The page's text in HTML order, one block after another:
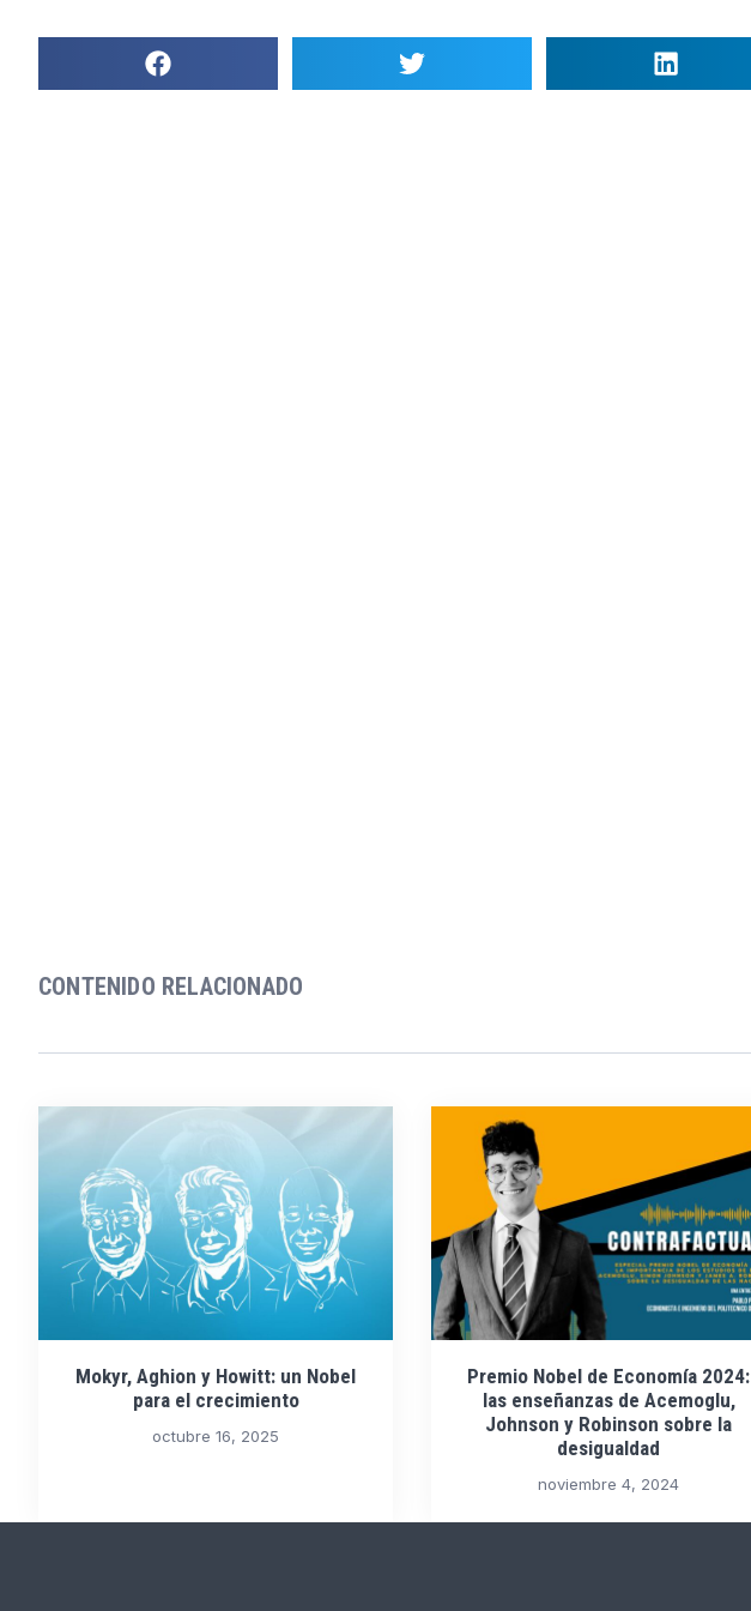
CONTENIDO RELACIONADO
Mokyr, Aghion y Howitt: un Nobel
para el crecimiento
octubre 16, 2025
Premio Nobel de Economía 2024:
las enseñanzas de Acemoglu,
Johnson y Robinson sobre la
desigualdad
noviembre 4, 2024